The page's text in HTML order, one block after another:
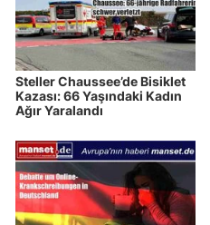
Steller Chaussee’de Bisiklet
Kazası: 66 Yaşındaki Kadın
Ağır Yaralandı